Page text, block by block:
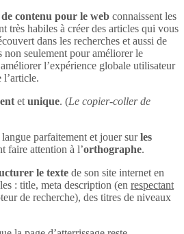
contenu pour le web connaissent les
très habiles à créer des articles qui vous
dans les recherches et aussi de
non seulement pour améliorer le
l’expérience globale utilisateur
l’article.
et unique. (Le copier-coller de
parfaitement et jouer surles
faire attention à l’orthographe.
le texte de son site internet en
: title, meta description (en respectant
de recherche), des titres de niveaux